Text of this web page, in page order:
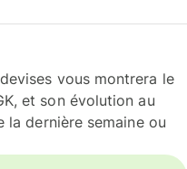
vous montrera le
et son évolution au
la dernière semaine ou